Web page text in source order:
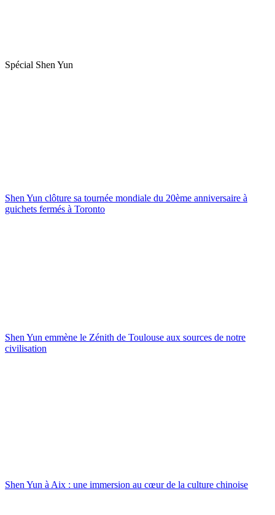
Spécial Shen Yun
Shen Yun clôture sa tournée mondiale du 20ème anniversaire à
guichets fermés à Toronto
Shen Yun emmène le Zénith de Toulouse aux sources de notre
civilisation
Shen Yun à Aix : une immersion au cœur de la culture chinoise